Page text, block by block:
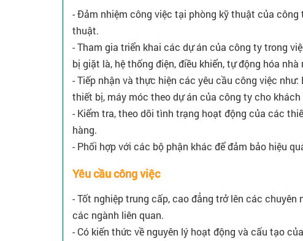
- Đảm nhiệm công việc tại phòng kỹ thuật của
thuật.
- Tham gia triển khai các dự án của công ty trong
bị giặt là, hệ thống điện, điều khiển, tự động hóa
- Tiếp nhận và thực hiện các yêu cầu công việc
thiết bị, máy móc theo dự án của công ty cho khách
- Kiểm tra, theo dõi tình trạng hoạt động của các
hàng.
- Phối hợp với các bộ phận khác để đảm bảo hiệu
Yêu cầu công việc
- Tốt nghiệp trung cấp, cao đẳng trở lên các
các ngành liên quan.
- Có kiến thức về nguyên lý hoạt động và cấu tạo